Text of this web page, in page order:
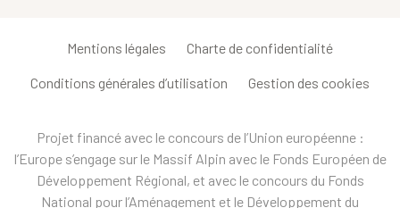
Mentions légales Charte de confidentialité
Conditions générales d’utilisation Gestion des cookies
Projet financé avec le concours de l’Union européenne :
l’Europe s’engage sur le Massif Alpin avec le Fonds Européen de
Développement Régional, et avec le concours du Fonds
National pour l’Aménagement et le Développement du